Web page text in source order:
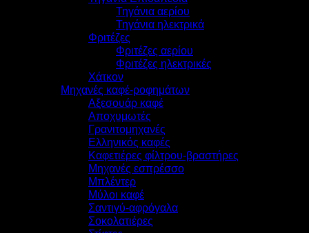
Τηγάνια αερίου
Τηγάνια ηλεκτρικά
Φριτέζες
Φριτέζες αερίου
Φριτέζες ηλεκτρικές
Χάτκον
Μηχανές καφέ-ροφημάτων
Αξεσουάρ καφέ
Αποχυμωτές
Γρανιτομηχανές
Ελληνικός καφές
Καφετιέρες φίλτρου-βραστήρες
Μηχανές εσπρέσσο
Μπλέντερ
Μύλοι καφέ
Σαντιγύ-αφρόγαλα
Σοκολατιέρες